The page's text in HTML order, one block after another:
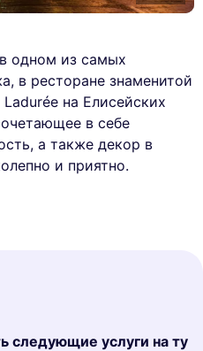
одном из самых
в ресторане знаменитой
на Елисейских
в себе
а также декор в
и приятно.
услуги на ту